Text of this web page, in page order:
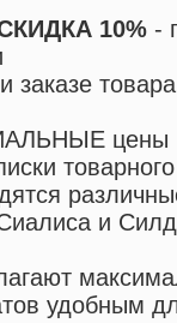
10% -
заказе
цены
и
удобным